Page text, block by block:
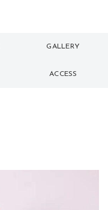
GALLERY
ギャラリー
ACCESS